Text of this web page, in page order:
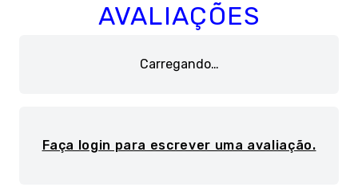
AVALIAÇÕES
Carregando…
Faça login para escrever uma avaliação.